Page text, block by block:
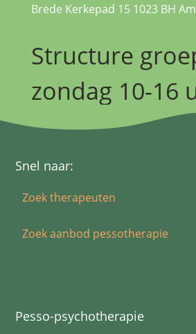
Brede Kerkepad 15 1023 BH
Structure
zondag 10-16
Snel naar:
Zoek therapeuten
Zoek aanbod pessotherapie
Pesso-psychotherapie